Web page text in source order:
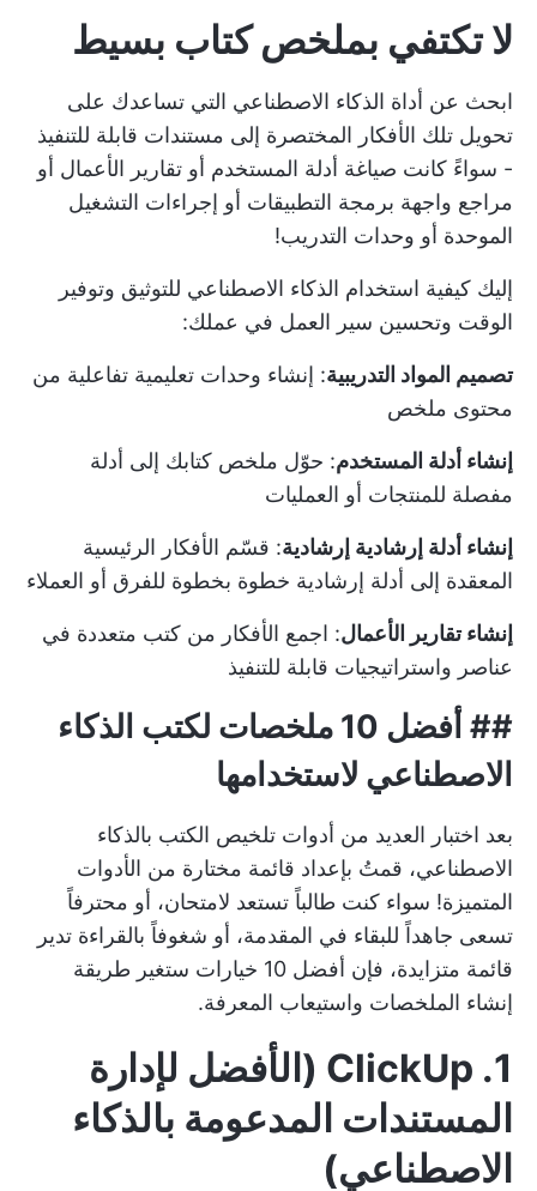
لا تكتفي بملخص كتاب بسيط
ابحث عن أداة الذكاء الاصطناعي التي تساعدك على
تحويل تلك الأفكار المختصرة إلى مستندات قابلة للتنفيذ
- سواءً كانت صياغة أدلة المستخدم أو تقارير الأعمال أو
مراجع واجهة برمجة التطبيقات أو إجراءات التشغيل
الموحدة أو وحدات التدريب!
إليك كيفية استخدام الذكاء الاصطناعي للتوثيق وتوفير
الوقت وتحسين سير العمل في عملك:
تصميم المواد التدريبية: إنشاء وحدات تعليمية تفاعلية من
محتوى ملخص
إنشاء أدلة المستخدم: حوّل ملخص كتابك إلى أدلة
مفصلة للمنتجات أو العمليات
إنشاء أدلة إرشادية إرشادية: قسّم الأفكار الرئيسية
المعقدة إلى أدلة إرشادية خطوة بخطوة للفرق أو العملاء
إنشاء تقارير الأعمال: اجمع الأفكار من كتب متعددة في
عناصر واستراتيجيات قابلة للتنفيذ
##
أفضل 10 ملخصات لكتب الذكاء
الاصطناعي لاستخدامها
بعد اختبار العديد من أدوات تلخيص الكتب بالذكاء
الاصطناعي، قمتُ بإعداد قائمة مختارة من الأدوات
المتميزة! سواء كنت طالباً تستعد لامتحان، أو محترفاً
تسعى جاهداً للبقاء في المقدمة، أو شغوفاً بالقراءة تدير
قائمة متزايدة، فإن أفضل 10 خيارات ستغير طريقة
إنشاء الملخصات واستيعاب المعرفة.
1. ClickUp (الأفضل لإدارة
المستندات المدعومة بالذكاء
الاصطناعي)